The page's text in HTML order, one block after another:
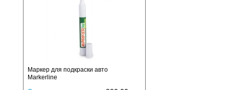
Маркер для подкраски авто
Markerline